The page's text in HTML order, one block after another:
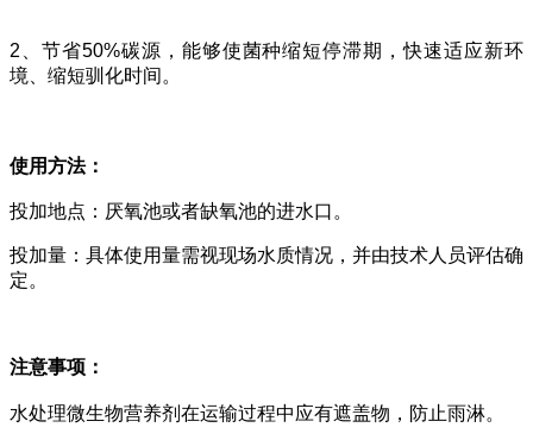
2、节省50%碳源，能够使菌种缩短停滞期，快速适应新环
境、缩短驯化时间。
使用方法：
投加地点：厌氧池或者缺氧池的进水口。
投加量：具体使用量需视现场水质情况，并由技术人员评估确
定。
注意事项：
水处理微生物营养剂在运输过程中应有遮盖物，防止雨淋。